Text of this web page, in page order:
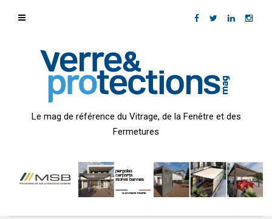
Le mag de référence du Vitrage, de la Fenêtre et des
Fermetures